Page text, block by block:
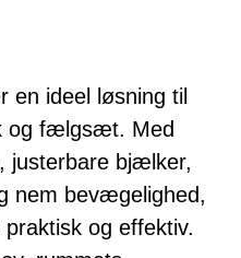
en ideel løsning til
og fælgsæt. Med
justerbare bjælker,
nem bevægelighed,
og effektiv.